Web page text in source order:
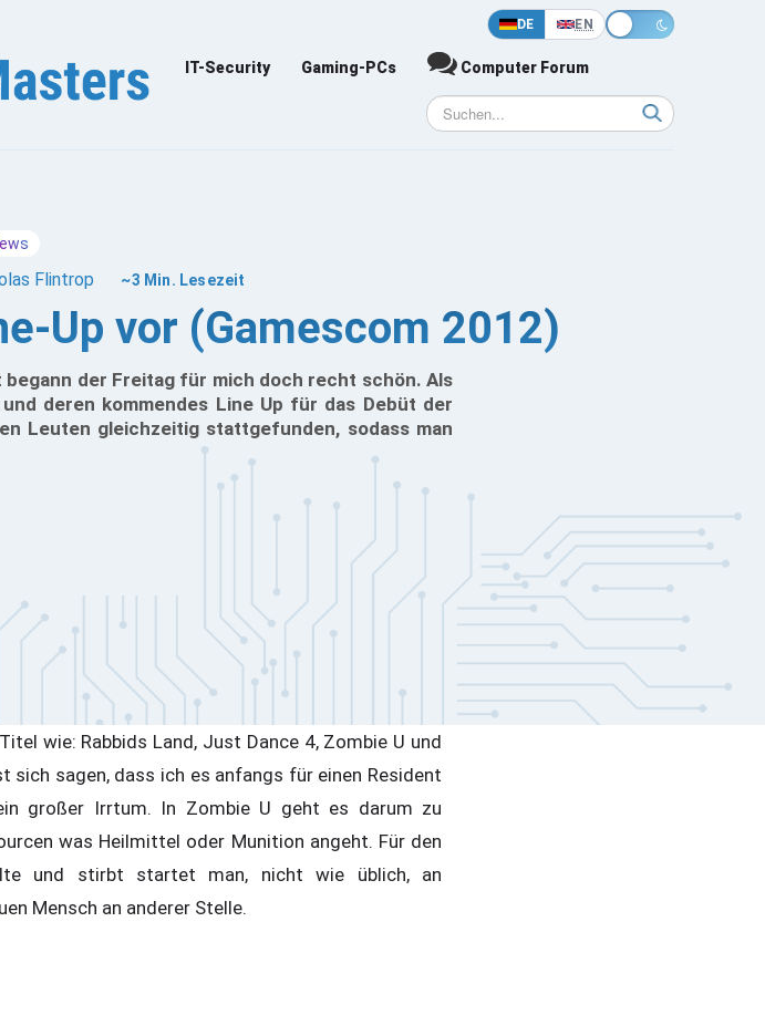
DE EN
IT-Security Gaming-PCs Computer Forum
Flintrop ~3 Min. Lesezeit
Up vor (Gamescom 2012)
der Freitag für mich doch recht schön. Als
deren kommendes Line Up für das Debüt der
Leuten gleichzeitig stattgefunden, sodass man
wie: Rabbids Land, Just Dance 4, Zombie U und
sich sagen, dass ich es anfangs für einen Resident
großer Irrtum. In Zombie U geht es darum zu
was Heilmittel oder Munition angeht. Für den
und stirbt startet man, nicht wie üblich, an
Mensch an anderer Stelle.